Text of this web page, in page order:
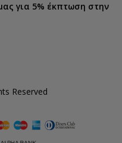
για 5% έκπτωση στην
Reserved